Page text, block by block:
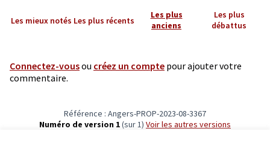
Les mieux notés Les plus récents
Les plus
anciens
Les plus
débattus
Connectez-vousou créez un compte pour ajouter votre
commentaire.
Référence : Angers-PROP-2023-08-3367
Numéro de version 1(sur 1)
voir les autres versions